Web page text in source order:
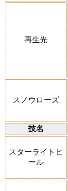
再生光
スノウローズ
技名
スターライトヒ
ール